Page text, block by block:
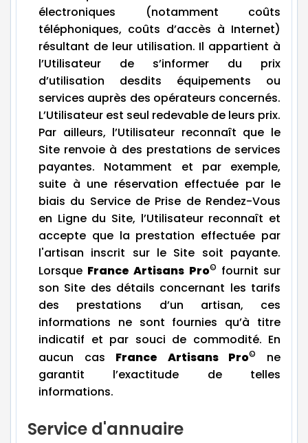
électroniques (notamment coûts
téléphoniques, coûts d’accès à Internet)
résultant de leur utilisation. Il appartient à
l’Utilisateur de s’informer du prix
d’utilisation desdits équipements ou
services auprès des opérateurs concernés.
L’Utilisateur est seul redevable de leurs prix.
Par ailleurs, l’Utilisateur reconnaît que le
Site renvoie à des prestations de services
payantes. Notamment et par exemple,
suite à une réservation effectuée par le
biais du Service de Prise de Rendez-Vous
en Ligne du Site, l’Utilisateur reconnaît et
accepte que la prestation effectuée par
l'artisan inscrit sur le Site soit payante.
Lorsque France Artisans Pro© fournit sur
son Site des détails concernant les tarifs
des prestations d’un artisan, ces
informations ne sont fournies qu’à titre
indicatif et par souci de commodité. En
aucun cas France Artisans Pro©
ne
garantit l’exactitude de telles
informations.
Service d'annuaire